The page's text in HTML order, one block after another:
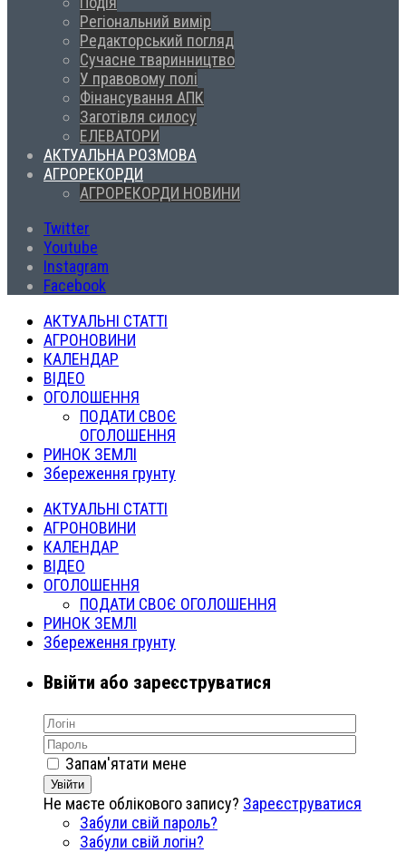
Регіональний вимір
Редакторський погляд
Сучасне тваринництво
У правовому полі
Фінансування АПК
Заготівля силосу
ЕЛЕВАТОРИ
АКТУАЛЬНА РОЗМОВА
АГРОРЕКОРДИ
АГРОРЕКОРДИ НОВИНИ
Twitter
Youtube
Instagram
Facebook
АКТУАЛЬНІ СТАТТІ
АГРОНОВИНИ
КАЛЕНДАР
ВІДЕО
ОГОЛОШЕННЯ
ПОДАТИ СВОЄ
ОГОЛОШЕННЯ
РИНОК ЗЕМЛІ
Збереження грунту
АКТУАЛЬНІ СТАТТІ
АГРОНОВИНИ
КАЛЕНДАР
ВІДЕО
ОГОЛОШЕННЯ
ПОДАТИ СВОЄ ОГОЛОШЕННЯ
РИНОК ЗЕМЛІ
Збереження грунту
Ввійти або зареєструватися
Запам'ятати мене
Увійти
Не маєте облікового запису? Зареєструватися
Забули свій пароль?
Забули свій логін?